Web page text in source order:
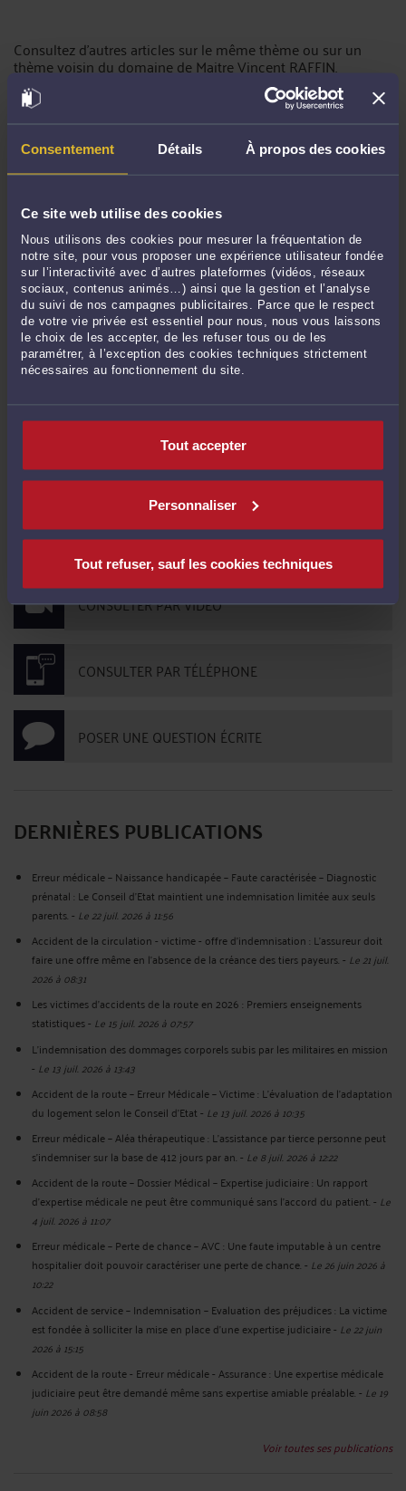
Consentement Détails À propos des cookies
Ce site web utilise des cookies
Nous utilisons des cookies pour mesurer la fréquentation de
notre site, pour vous proposer une expérience utilisateur fondée
sur l’interactivité avec d’autres plateformes (vidéos, réseaux
sociaux, contenus animés…) ainsi que la gestion et l’analyse
du suivi de nos campagnes publicitaires. Parce que le respect
de votre vie privée est essentiel pour nous, nous vous laissons
le choix de les accepter, de les refuser tous ou de les
paramétrer, à l’exception des cookies techniques strictement
nécessaires au fonctionnement du site.
Tout accepter
Personnaliser
Tout refuser, sauf les cookies techniques
Consultez d'autres articles sur le même thème ou sur un
thème voisin du domaine de Maitre Vincent RAFFIN.
http://www.brg-avocats.fr/
Et
Commentaires
Pas de contribution, soyez le premier
CONTACTER ME RAFFIN
PRENDRE RDV EN CABINET
CONSULTER PAR VIDÉO
CONSULTER PAR TÉLÉPHONE
POSER UNE QUESTION ÉCRITE
DERNIÈRES PUBLICATIONS
Erreur médicale – Naissance handicapée – Faute caractérisée – Diagnostic
prénatal : Le Conseil d'Etat maintient une indemnisation limitée aux seuls
parents.- Le 22 juil. 2026 à 11:56
Accident de la circulation - victime - offre d'indemnisation : L'assureur doit
faire une offre même en l'absence de la créance des tiers payeurs.- Le 21 juil.
2026 à 08:31
Les victimes d’accidents de la route en 2026 : Premiers enseignements
statistiques- Le 15 juil. 2026 à 07:57
L’indemnisation des dommages corporels subis par les militaires en mission
- Le 13 juil. 2026 à 13:43
Accident de la route – Erreur Médicale – Victime : L’évaluation de l’adaptation
du logement selon le Conseil d’Etat- Le 13 juil. 2026 à 10:35
Erreur médicale – Aléa thérapeutique : L’assistance par tierce personne peut
s’indemniser sur la base de 412 jours par an.- Le 8 juil. 2026 à 12:22
Accident de la route – Dossier Médical – Expertise judiciaire : Un rapport
d'expertise médicale ne peut être communiqué sans l'accord du patient.- Le
4 juil. 2026 à 11:07
Erreur médicale – Perte de chance – AVC : Une faute imputable à un centre
hospitalier doit pouvoir caractériser une perte de chance.- Le 26 juin 2026 à
10:22
Accident de service – Indemnisation – Evaluation des préjudices : La victime
est fondée à solliciter la mise en place d’une expertise judiciaire- Le 22 juin
2026 à 15:15
Accident de la route - Erreur médicale - Assurance : Une expertise médicale
judiciaire peut être demandé même sans expertise amiable préalable.- Le 19
juin 2026 à 08:58
Voir toutes ses publications